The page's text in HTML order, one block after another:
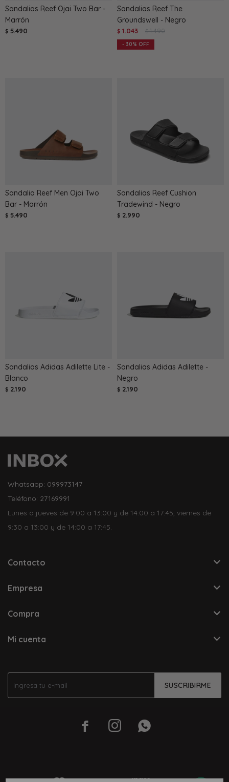
Sandalias Reef Ojai Two Bar -
Marrón
$ 5.490
Sandalias Reef The
Groundswell - Negro
$ 1.043 $ 1.490
30
Sandalia Reef Men Ojai Two
Bar - Marrón
$ 5.490
Sandalias Reef Cushion
Tradewind - Negro
$ 2.990
Sandalias Adidas Adilette Lite -
Blanco
$ 2.190
Sandalias Adidas Adilette -
Negro
$ 2.190
SUSCRIBIRME
  
Whatsapp: 099973147
Teléfono: 27169991
Lunes a jueves de 9:00 a 13:00 y de 14:00 a 17:45, viernes de
9:30 a 13:00 y de 14:00 a 17:45.
Contacto
Empresa
Compra
Mi cuenta